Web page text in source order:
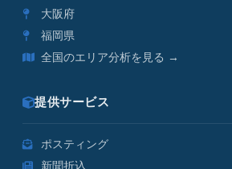
大阪府
福岡県
全国のエリア分析を見る →
提供サービス
ポスティング
新聞折込